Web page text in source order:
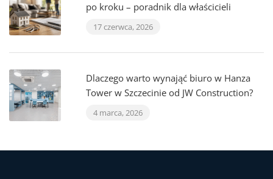
po kroku – poradnik dla właścicieli
17 czerwca, 2026
Dlaczego warto wynająć biuro w Hanza
Tower w Szczecinie od JW Construction?
4 marca, 2026